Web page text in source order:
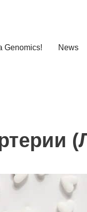
Genomics! News